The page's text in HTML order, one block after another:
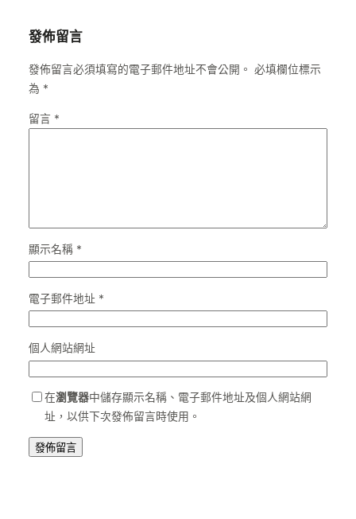
發佈留言
發佈留言必須填寫的電子郵件地址不會公開。 必填欄位標示
為 *
留言 *
顯示名稱 *
電子郵件地址 *
個人網站網址
在瀏覽器中儲存顯示名稱、電子郵件地址及個人網站網
址，以供下次發佈留言時使用。